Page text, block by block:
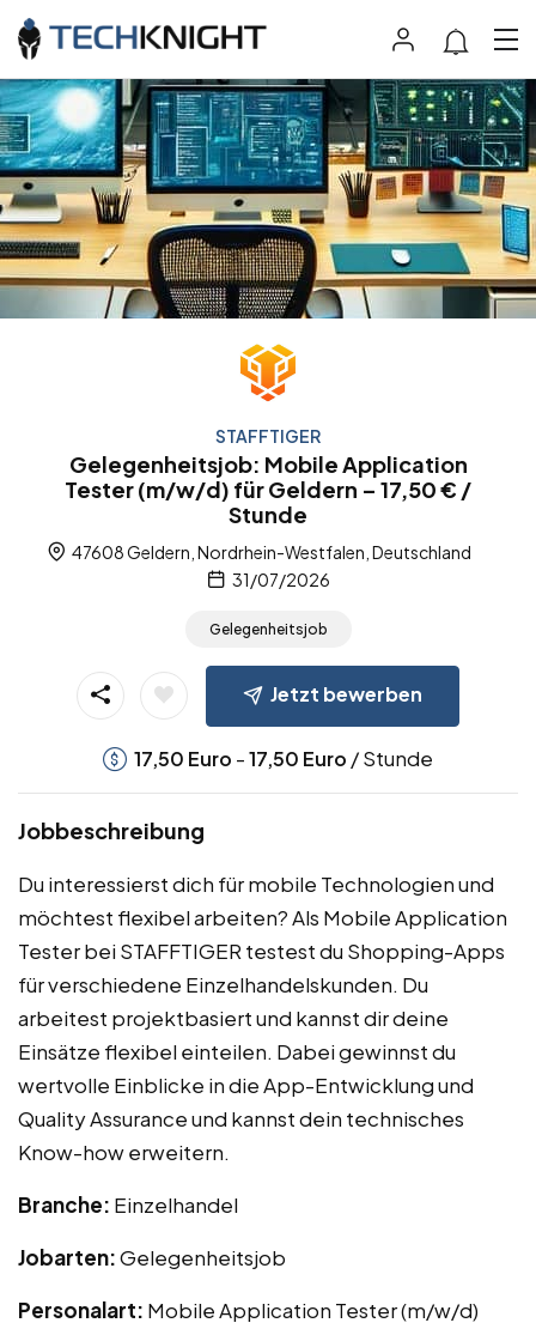
STAFFTIGER
Gelegenheitsjob: Mobile Application
Tester (m/w/d) für Geldern – 17,50 € /
Stunde
47608 Geldern, Nordrhein-Westfalen, Deutschland
31/07/2026
Gelegenheitsjob
Jetzt bewerben
17,50 Euro -17,50 Euro / Stunde
Jobbeschreibung
Du interessierst dich für mobile Technologien und
möchtest flexibel arbeiten? Als Mobile Application
Tester bei STAFFTIGER testest du Shopping-Apps
für verschiedene Einzelhandelskunden. Du
arbeitest projektbasiert und kannst dir deine
Einsätze flexibel einteilen. Dabei gewinnst du
wertvolle Einblicke in die App-Entwicklung und
Quality Assurance und kannst dein technisches
Know-how erweitern.
Branche: Einzelhandel
Jobarten:Gelegenheitsjob
Personalart: Mobile Application Tester (m/w/d)